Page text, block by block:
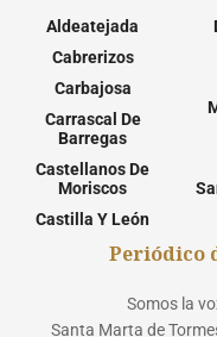
Aldeatejada
Cabrerizos
Carbajosa
Carrascal De
Barregas
Castellanos De
Moriscos
Castilla Y León
Periódico
Somos la
Santa Marta de